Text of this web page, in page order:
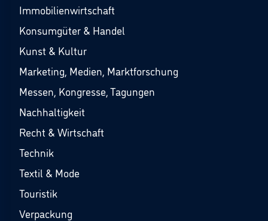
Immobilienwirtschaft
Konsumgüter & Handel
Kunst & Kultur
Marketing, Medien, Marktforschung
Messen, Kongresse, Tagungen
Nachhaltigkeit
Recht & Wirtschaft
Technik
Textil & Mode
Touristik
Verpackung